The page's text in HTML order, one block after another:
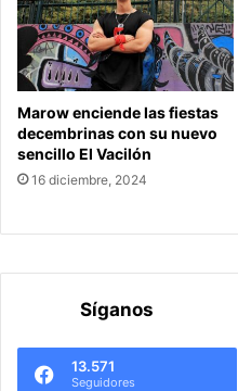
Marow enciende las fiestas
decembrinas con su nuevo
sencillo El Vacilón
16 diciembre, 2024
Síganos
13.571
Seguidores